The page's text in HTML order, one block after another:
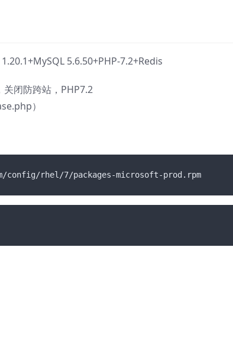
5.6.50+PHP-7.2+Redis
闭防跨站，PHP7.2
）
config/rhel/7/packages-microsoft-prod.rpm